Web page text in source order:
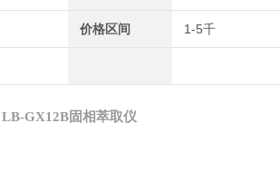
价格区间 1-5千
LB-GX12B固相萃取仪